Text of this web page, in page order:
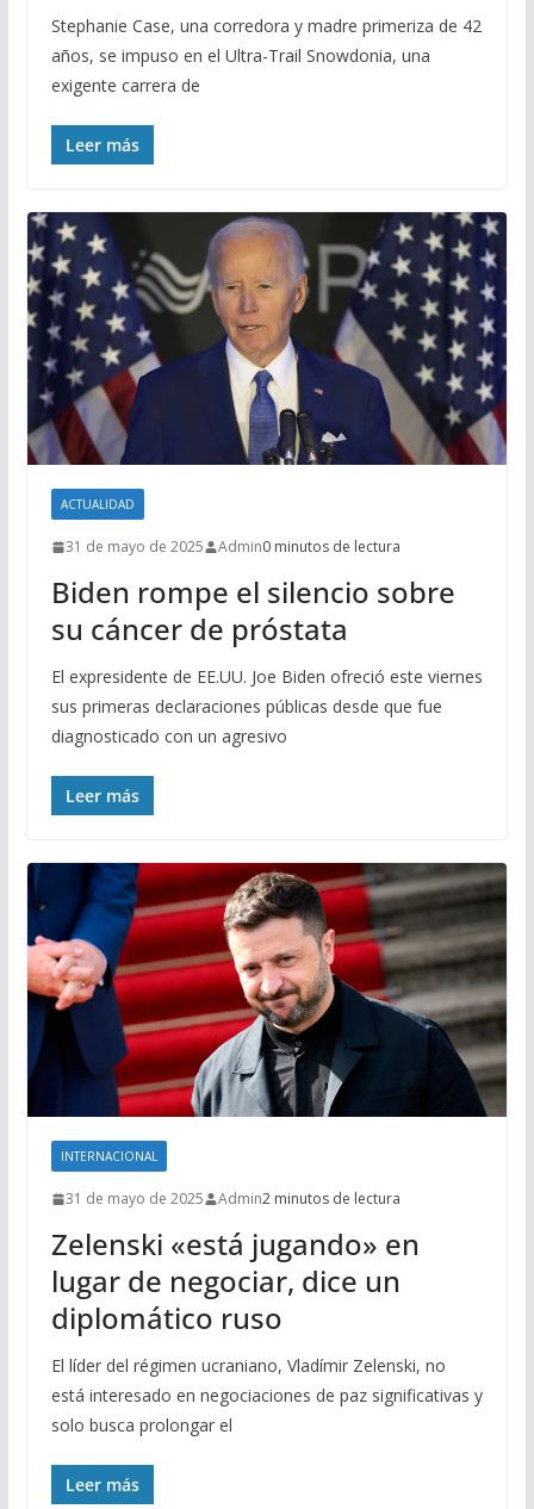
Stephanie Case, una corredora y madre primeriza de 42
años, se impuso en el Ultra-Trail Snowdonia, una
exigente carrera de
Leer más
ACTUALIDAD
31 de mayo de 2025 Admin0 minutos de lectura
Biden rompe el silencio sobre
su cáncer de próstata
El expresidente de EE.UU. Joe Biden ofreció este viernes
sus primeras declaraciones públicas desde que fue
diagnosticado con un agresivo
Leer más
INTERNACIONAL
31 de mayo de 2025 Admin2 minutos de lectura
Zelenski «está jugando» en
lugar de negociar, dice un
diplomático ruso
El líder del régimen ucraniano, Vladímir Zelenski, no
está interesado en negociaciones de paz significativas y
solo busca prolongar el
Leer más